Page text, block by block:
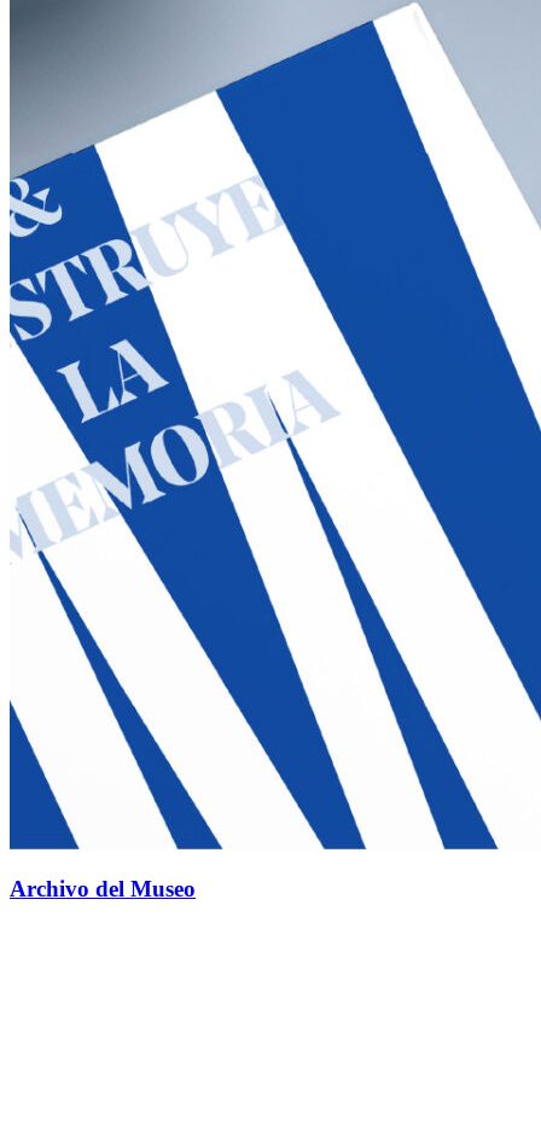
Archivo del Museo